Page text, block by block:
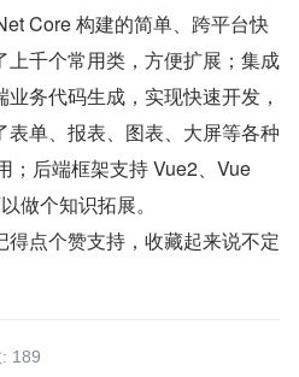
Core 构建的简单、跨平台快
千个常用类，方便扩展；集成
务代码生成，实现快速开发，
单、报表、图表、大屏等各种
；后端框架支持 Vue2、Vue
做个知识拓展。
点个赞支持，收藏起来说不定
189